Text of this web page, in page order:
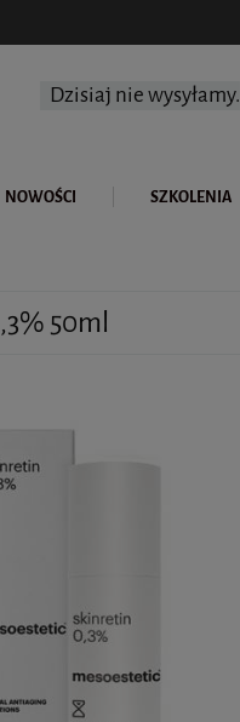
Dzisiaj nie wysyłamy.
NOWOŚCI SZKOLENIA
50ml